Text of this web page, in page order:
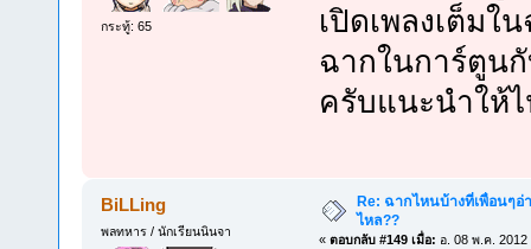
กระทู้: 65
เปิดเพลงเต็มใ
ฉากในการ์ตูน
ครับแนะนำให้
BiLLing
พลทหาร / นักเรียนนินจา
Re: ฉากไหนบ้างที่เพื่อนๆ
ไหล??
« ตอบกลับ #149 เมื่อ: อ. 08 พ.ค. 2012